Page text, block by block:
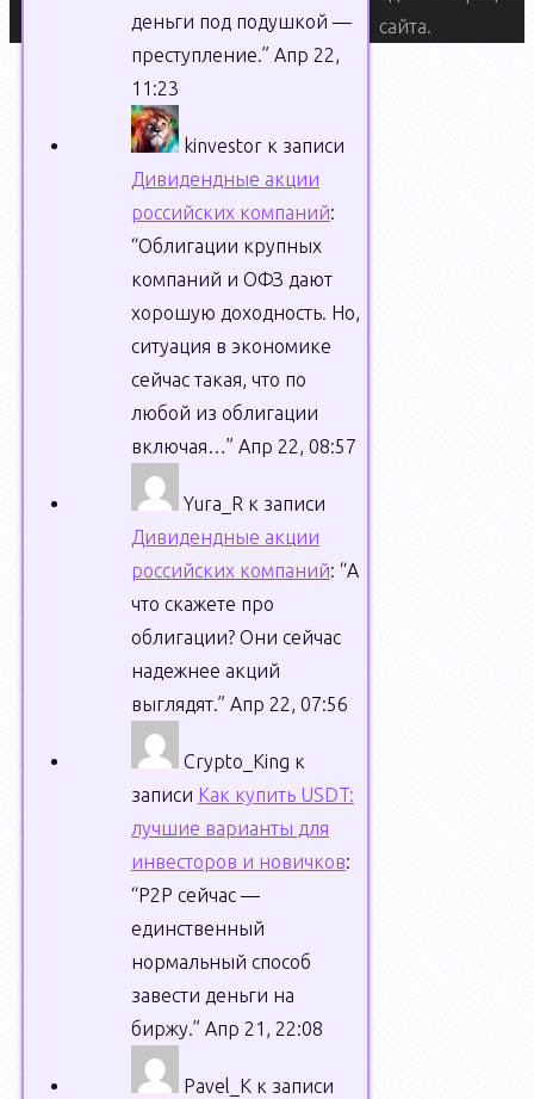
сегодняшней
статье
финансовый
инструмент,
как хеджирование.
самом
деле,
это
не
какой-
то
очень
сложный
термин
из
экономической
теории,
а
всего-
лишь
механизм
снижения
финансовых
деньги под подушкой —
преступление.” Апр 22,
11:23
kinvestor к записи
Дивидендные акции
российских компаний:
“Облигации крупных
компаний и ОФЗ дают
хорошую доходность. Но,
ситуация в экономике
сейчас такая, что по
любой из облигации
включая…” Апр 22, 08:57
Yura_R к записи
Дивидендные акции
российских компаний: “А
что скажете про
облигации? Они сейчас
надежнее акций
выглядят.” Апр 22, 07:56
Crypto_King к
записи Как купить USDT:
лучшие варианты для
инвесторов и новичков:
“P2P сейчас —
единственный
нормальный способ
завести деньги на
биржу.” Апр 21, 22:08
Pavel_K к записи
сайта.